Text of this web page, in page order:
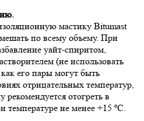
мастику Bitumast
по всему объему. При
уайт-спиритом,
(не использовать
его пары могут быть
отрицательных температур,
отогреть в
температуре не менее +15 ºС.